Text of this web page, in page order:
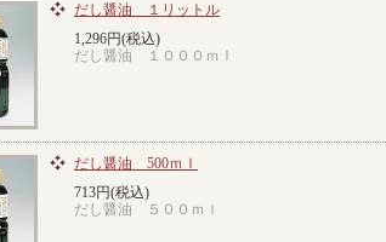
だし醤油 １リットル
1,296円(税込)
だし醤油 １０００ｍｌ
だし醤油 500ｍｌ
713円(税込)
だし醤油 ５００ｍｌ